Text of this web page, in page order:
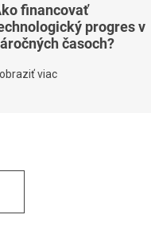
financovať
progres v
časoch?
viac